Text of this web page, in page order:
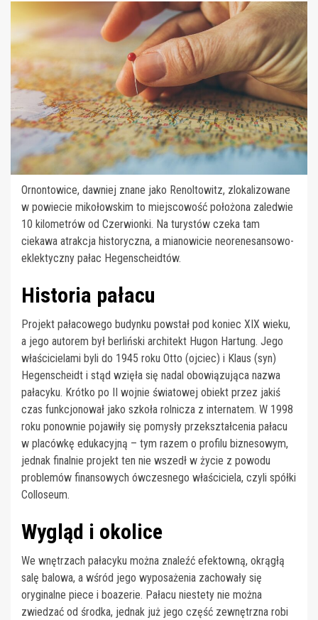
Ornontowice, dawniej znane jako Renoltowitz, zlokalizowane
w powiecie mikołowskim to miejscowość położona zaledwie
10 kilometrów od Czerwionki. Na turystów czeka tam
ciekawa atrakcja historyczna, a mianowicie neorenesansowo-
eklektyczny pałac Hegenscheidtów.
Historia pałacu
Projekt pałacowego budynku powstał pod koniec XIX wieku,
a jego autorem był berliński architekt Hugon Hartung. Jego
właścicielami byli do 1945 roku Otto (ojciec) i Klaus (syn)
Hegenscheidt i stąd wzięła się nadal obowiązująca nazwa
pałacyku. Krótko po II wojnie światowej obiekt przez jakiś
czas funkcjonował jako szkoła rolnicza z internatem. W 1998
roku ponownie pojawiły się pomysły przekształcenia pałacu
w placówkę edukacyjną – tym razem o profilu biznesowym,
jednak finalnie projekt ten nie wszedł w życie z powodu
problemów finansowych ówczesnego właściciela, czyli spółki
Colloseum.
Wygląd i okolice
We wnętrzach pałacyku można znaleźć efektowną, okrągłą
salę balowa, a wśród jego wyposażenia zachowały się
oryginalne piece i boazerie. Pałacu niestety nie można
zwiedzać od środka, jednak już jego część zewnętrzna robi